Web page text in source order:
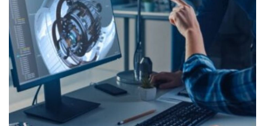
Supplier Performance Manager
OFFRES D'EMPLOI